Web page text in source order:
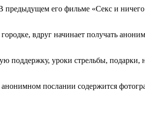
его фильме «Секс и
вдруг начинает получать
поддержку, уроки стрельбы,
послании содержится